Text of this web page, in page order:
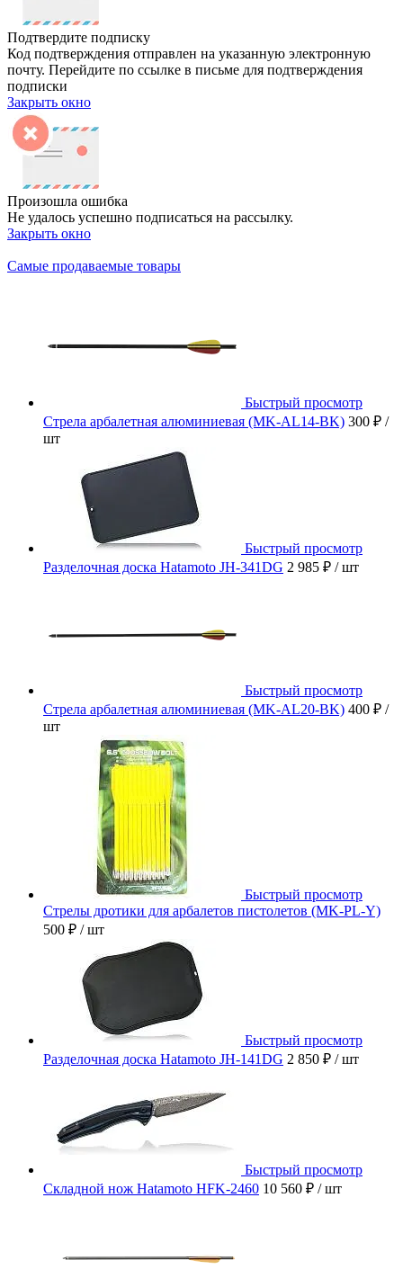
Подтвердите подписку
Код подтверждения отправлен на указанную электронную
почту. Перейдите по ссылке в письме для подтверждения
подписки
Закрыть окно
Произошла ошибка
Не удалось успешно подписаться на рассылку.
Закрыть окно
Самые продаваемые товары
Быстрый просмотр
Стрела арбалетная алюминиевая (MK-AL14-BK) 300 ₽ /
шт
Быстрый просмотр
Разделочная доска Hatamoto JH-341DG 2 985 ₽ / шт
Быстрый просмотр
Стрела арбалетная алюминиевая (MK-AL20-BK) 400 ₽ /
шт
Быстрый просмотр
Стрелы дротики для арбалетов пистолетов (MK-PL-Y)
500 ₽ / шт
Быстрый просмотр
Разделочная доска Hatamoto JH-141DG 2 850 ₽ / шт
Быстрый просмотр
Складной нож Hatamoto HFK-2460 10 560 ₽ / шт